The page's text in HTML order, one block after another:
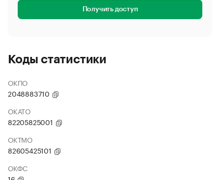
Получить доступ
Коды статистики
ОКПО
2048883710
ОКАТО
82205825001
ОКТМО
82605425101
ОКФС